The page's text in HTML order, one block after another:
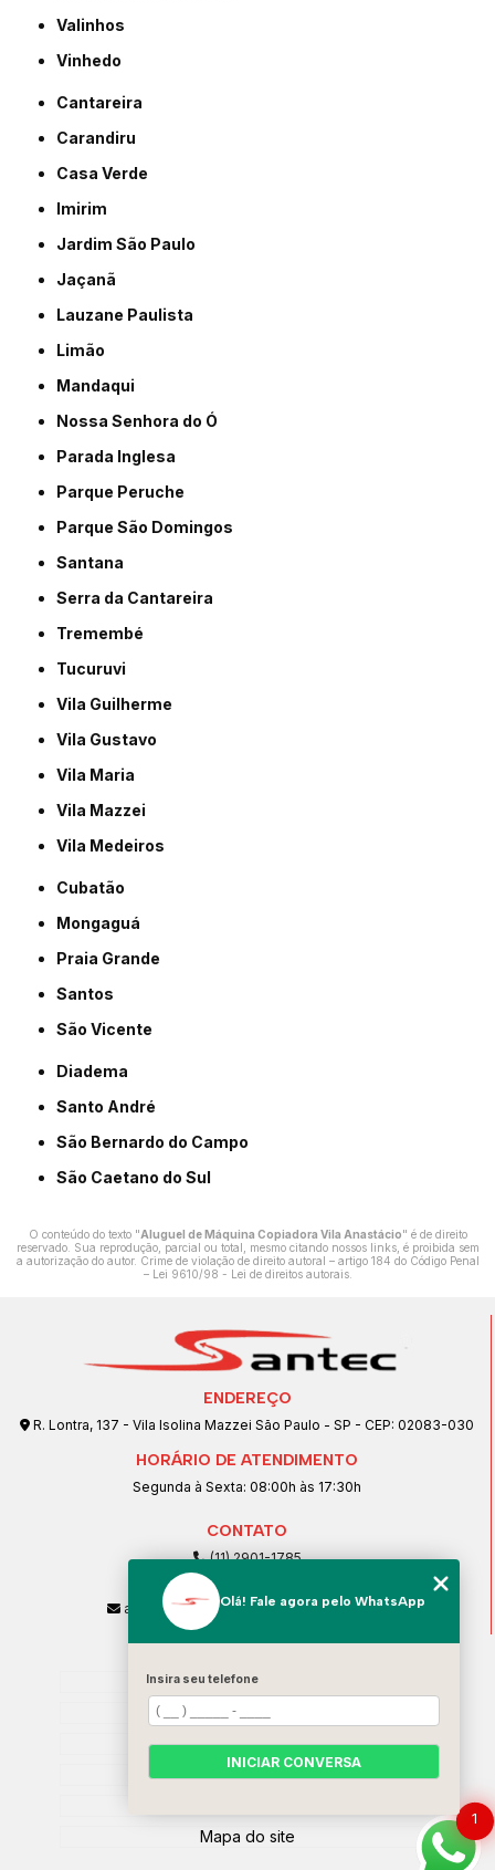
Valinhos
Vinhedo
Cantareira
Carandiru
Casa Verde
Imirim
Jardim São Paulo
Jaçanã
Lauzane Paulista
Limão
Mandaqui
Nossa Senhora do Ó
Parada Inglesa
Parque Peruche
Parque São Domingos
Santana
Serra da Cantareira
Tremembé
Tucuruvi
Vila Guilherme
Vila Gustavo
Vila Maria
Vila Mazzei
Vila Medeiros
Cubatão
Mongaguá
Praia Grande
Santos
São Vicente
Diadema
Santo André
São Bernardo do Campo
São Caetano do Sul
O conteúdo do texto "Aluguel de Máquina Copiadora Vila Anastácio" é de direito
reservado. Sua reprodução, parcial ou total, mesmo citando nossos links, é proibida sem
a autorização do autor. Crime de violação de direito autoral – artigo 184 do Código Penal
– Lei 9610/98 - Lei de direitos autorais.
ENDEREÇO
R. Lontra, 137 - Vila Isolina Mazzei São Paulo - SP - CEP: 02083-030
HORÁRIO DE ATENDIMENTO
Segunda à Sexta: 08:00h às 17:30h
CONTATO
(11) 2901-1785
(11) 99239-1832
atendimento@santeccopiadoras.com.br
Home
Empresa
SERVIÇOS
Contato
Mapa do site
1
Olá! Fale agora pelo WhatsApp
Insira seu telefone
INICIAR CONVERSA